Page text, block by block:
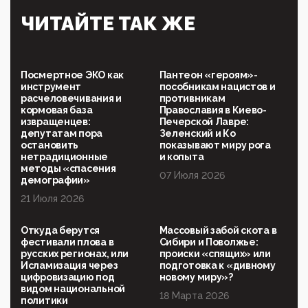
Симулякр патриотизма и благолепия:
профилактика негатива среди молодежи снова
120 лет парламентаризма: как институт
народовластия превратился в «чего изволите» для
Правительства и АП
06:29, 15 Апреля 2026
Социальный фонд России – пионер жесткого
внедрения цифроконцлагеря: работников СФР по
всей стране принуждают ставить MAX ID под
угрозой увольнения
10:02, 10 Апреля 2026
Президент РАН Красников о том, что родители в
ребенка:"...
09:07, 10 Апреля 2026
Ачто, так можно было?Стоило России хоть капельку
показать зубы, отправивроссийский фрегат
Адмир...
05:52, 10 Апреля 2026
ЧИТАЙТЕ ТАК ЖЕ
Посмертное ЭКО как
инструмент
расчеловечивания и
кормовая база
извращенцев:
депутатам пора
остановить
нетрадиционные
методы «спасения
демографии»
21 Июля 2026
Пантеон «героям»-
пособникам нацистов и
противникам
Православия в Киево-
Печерской Лавре:
Зеленский и Ко
показывают миру рога
и копыта
07 Июля 2026
Откуда берутся
фестивали плова в
русских регионах, или
Исламизация через
цифровизацию под
видом национальной
политики
Массовый забой скота в
Сибири и Поволжье:
происки «спящих» или
подготовка к «дивному
новому миру»?
18 Марта 2026